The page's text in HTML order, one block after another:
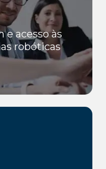
acesso às
robóticas